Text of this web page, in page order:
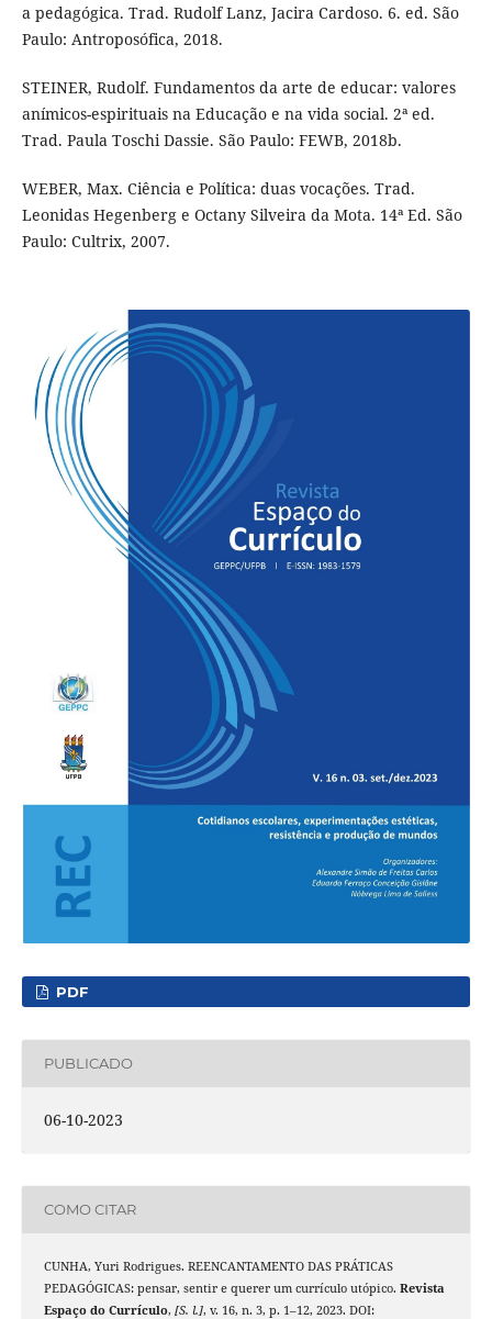
a pedagógica. Trad. Rudolf Lanz, Jacira Cardoso. 6. ed. São
Paulo: Antroposófica, 2018.
STEINER, Rudolf. Fundamentos da arte de educar: valores
anímicos-espirituais na Educação e na vida social. 2ª ed.
Trad. Paula Toschi Dassie. São Paulo: FEWB, 2018b.
WEBER, Max. Ciência e Política: duas vocações. Trad.
Leonidas Hegenberg e Octany Silveira da Mota. 14ª Ed. São
Paulo: Cultrix, 2007.
PDF
PUBLICADO
06-10-2023
COMO CITAR
CUNHA, Yuri Rodrigues. REENCANTAMENTO DAS PRÁTICAS
PEDAGÓGICAS: pensar, sentir e querer um currículo utópico. Revista
Espaço do Currículo, [S. l.], v. 16, n. 3, p. 1–12, 2023. DOI: